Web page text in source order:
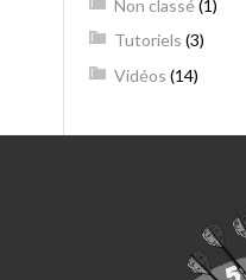
Non classé (1)
Tutoriels (3)
Vidéos (14)